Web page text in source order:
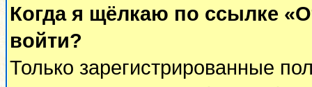
Когда я щёлкаю по ссылке
войти?
Только зарегистрированные